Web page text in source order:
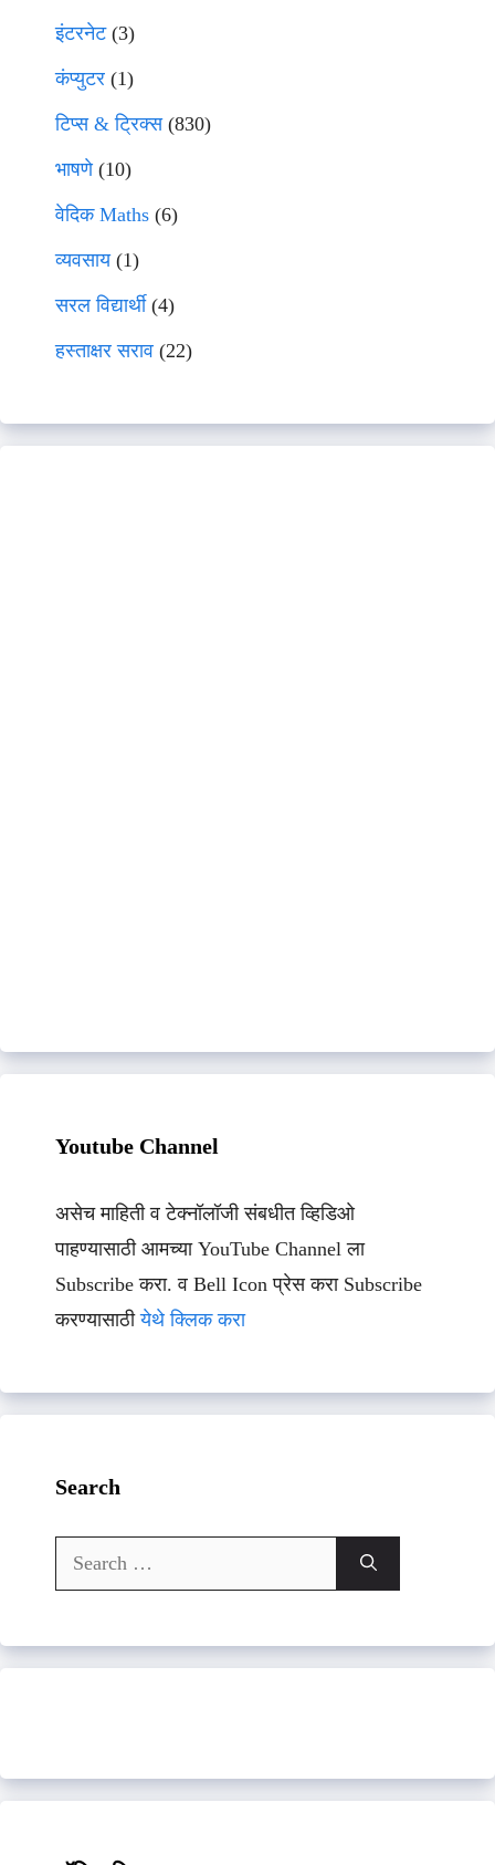
इंटरनेट(3)
कंप्युटर (1)
टिप्स & ट्रिक्स(830)
भाषणे(10)
वेदिक Maths (6)
व्यवसाय(1)
सरल विद्यार्थी(4)
हस्ताक्षर सराव (22)
Youtube Channel
असेच माहिती व टेक्नॉलॉजी संबधीत व्हिडिओ
पाहण्यासाठी आमच्या YouTube Channel ला
Subscribe करा. व Bell Icon प्रेस करा Subscribe
करण्यासाठीयेथे क्लिक करा
Search
Search
for: